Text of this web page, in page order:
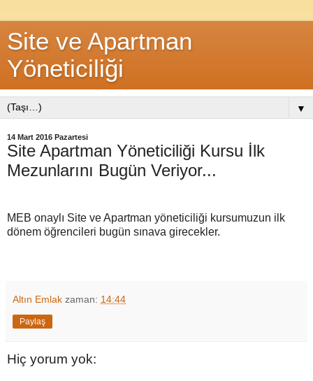
Site ve Apartman
Yöneticiliği
▼
14 Mart 2016 Pazartesi
Site Apartman Yöneticiliği Kursu İlk
Mezunlarını Bugün Veriyor...
MEB onaylı Site ve Apartman yöneticiliği kursumuzun ilk
dönem öğrencileri bugün sınava girecekler.
Altın Emlak zaman: 14:44
Paylaş
Hiç yorum yok: